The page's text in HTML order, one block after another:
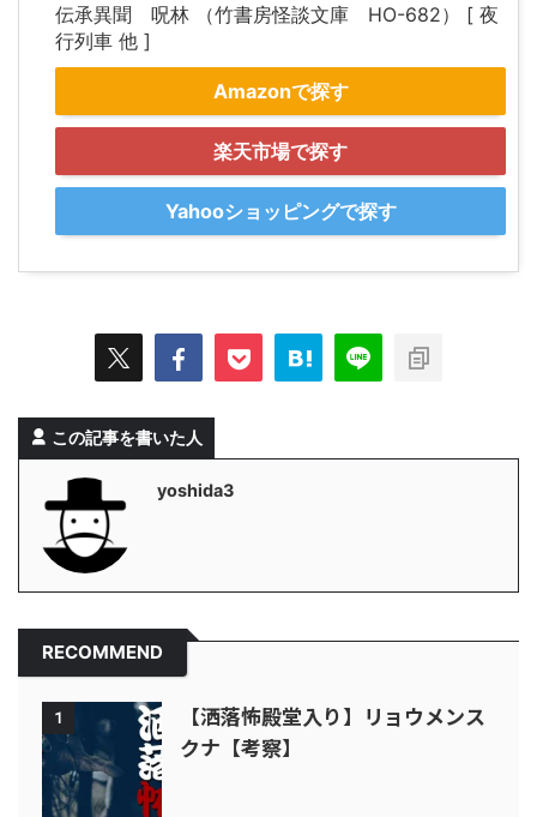
伝承異聞 呪林 （竹書房怪談文庫 HO-682） [ 夜
行列車 他 ]
Amazonで探す
楽天市場で探す
Yahooショッピングで探す
この記事を書いた人
yoshida3
RECOMMEND
1
【洒落怖殿堂入り】リョウメンス
クナ【考察】